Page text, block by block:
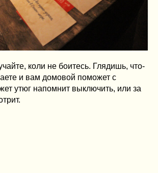
коли не боитесь. Глядишь, что-
и вам домовой поможет с
утюг напомнит выключить, или за